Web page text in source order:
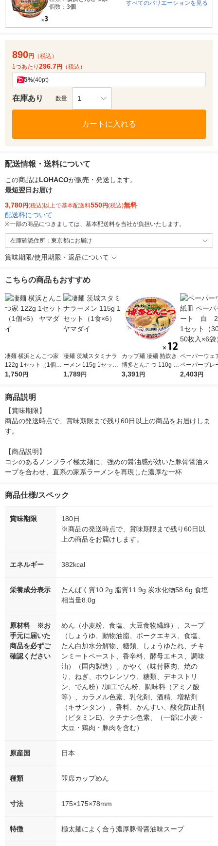
個数： 3個
すべてのバリエーションを見る
890円
（税込）
1つあたり 296.7円 （税込）
5%(40pt)
在庫あり 数量 1
カートに入れる
配送情報・送料について
この商品はLOHACOが販売・発送します。
最短翌日お届け
3,780円(税込)以上で基本配送料550円(税込)無料
配送料について
※一部の商品につきましては、基本配送料を当社が負担いたします。
在庫確認住所：東京都にお届け
賞味期限/使用期限・返品について
こちらの商品もおすすめ
凄麺 横浜とんこつ家
122g 1セット（1個×
6） ヤマダイ
1,750円
凄麺 茨城スタミナラ
ーメン 115g 1セット
（1食×6） ヤマダイ
1,789円
カップ麺 凄麺 熟炊き
博多とんこつ 110g 1
セット（12個） ヤマ
3,391円
ペーパーウェ
ペーパープ
白 20cm 1
2,403円
商品説明
【賞味期限】
商品の発送時点で、賞味期限まで残り60日以上の商品をお届けしま
す。
【商品説明】
コシのあるノンフライ極太麺に、強めの醤油感が効いた豚骨醤油ス
ープを合わせ、直系の家系ラーメンを再現した濃厚な一杯
商品仕様/スペック
賞味期限
180日
※商品の発送時点で、賞味期限まで残り60日以
上の商品をお届けします。
エネルギー 382kcal
栄養成分表示
たんぱく質10.2g 脂質11.9g 炭水化物58.6g 食塩
相当量8.0g
原材料 ※お
手元に届いた
商品を必ずご
確認ください
めん（小麦粉、食塩、大豆食物繊維）、スープ
（しょうゆ、動物油脂、ポークエキス、食塩、
たん白加水分解物、糖類、しょうゆたれ、チキ
ンミートペースト、香辛料、酵母エキス、調味
油）（国内製造）、かやく（味付豚肉、焼の
り、ねぎ、ホウレンソウ、糖類、デキストリ
ン、でん粉）/加工でん粉、調味料（アミノ酸
等）、カラメル色素、乳化剤、酒精、増粘剤
（キサンタン）、香料、かんすい、酸化防止剤
（ビタミンE)、クチナシ色素、（一部に小麦・
大豆・鶏肉・豚肉を含む）
原産国 日本
種類 即席カップめん
寸法 175×175×78mm
特徴 極太麺によく合う濃厚豚骨醤油味スープ